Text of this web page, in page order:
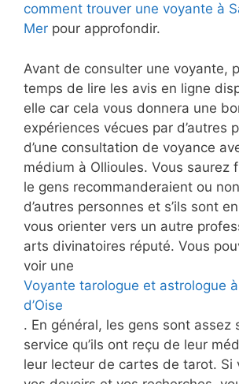
comment trouver une voyante à
Mer pour approfondir.
Avant de consulter une voyante,
temps de lire les avis en ligne
elle car cela vous donnera une
expériences vécues par d’autres
d’une consultation de voyance
médium à Ollioules. Vous saurez
le gens recommanderaient ou
d’autres personnes et s’ils sont
vous orienter vers un autre
arts divinatoires réputé. Vous
voir une
Voyante tarologue et astrologue
d’Oise
. En général, les gens sont assez
service qu’ils ont reçu de leur
leur lecteur de cartes de tarot. Si